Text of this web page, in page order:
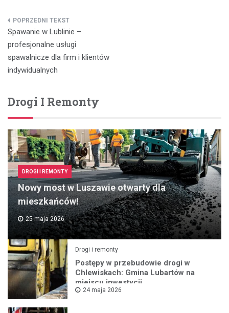
Nawigacja
wpisu
Spawanie w Lublinie –
profesjonalne usługi
spawalnicze dla firm i klientów
indywidualnych
Drogi I Remonty
DROGI I REMONTY
Nowy most w Luszawie otwarty dla
mieszkańców!
25 maja 2026
Drogi i remonty
Postępy w przebudowie drogi w
Chlewiskach: Gmina Lubartów na
miejscu inwestycji
24 maja 2026